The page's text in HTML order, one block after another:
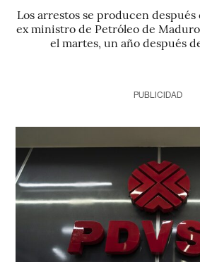
Los arrestos se producen
ex ministro de Petróleo de
el martes, un año después
PUBLICIDAD